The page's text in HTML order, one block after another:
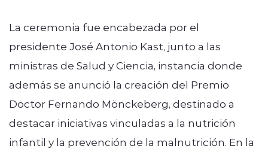
La ceremonia fue encabezada por el
presidente José Antonio Kast, junto a las
ministras de Salud y Ciencia, instancia donde
además se anunció la creación del Premio
Doctor Fernando Mönckeberg, destinado a
destacar iniciativas vinculadas a la nutrición
infantil y la prevención de la malnutrición. En la